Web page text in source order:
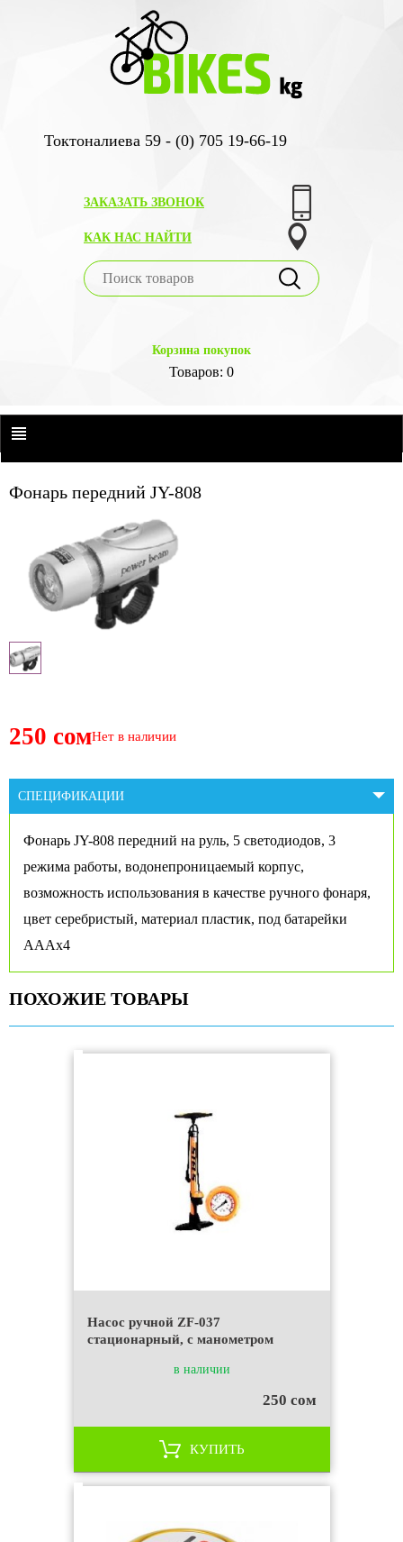
Токтоналиева 59 - (0) 705 19-66-19
ЗАКАЗАТЬ ЗВОНОК
КАК НАС НАЙТИ
Корзина покупок
Товаров: 0
Фонарь передний JY-808
250 сомНет в наличии
СПЕЦИФИКАЦИИ
Фонарь JY-808 передний на руль, 5 светодиодов, 3
режима работы, водонепроницаемый корпус,
возможность использования в качестве ручного фонаря,
цвет серебристый, материал пластик, под батарейки
АААх4
ПОХОЖИЕ ТОВАРЫ
Насос ручной ZF-037
стационарный, с манометром
в наличии
250 сом
КУПИТЬ